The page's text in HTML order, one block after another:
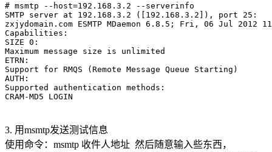
# msmtp --host=192.168.3.2 --serverinfo
SMTP server at 192.168.3.2 ([192.168.3.2]), port 25:
zxjydomain.com ESMTP MDaemon 6.8.5; Fri, 06 Jul 2012
Capabilities:
SIZE 0:
Maximum message size is unlimited
ETRN:
Support for RMQS (Remote Message Queue Starting)
AUTH:
Supported authentication methods:
3. 用msmtp发送测试信息
使用命令：msmtp 收件人地址 然后随意输入些东西，